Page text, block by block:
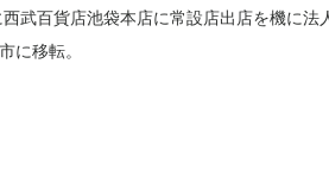
武百貨店池袋本店に常設店出店を機に
に移転。